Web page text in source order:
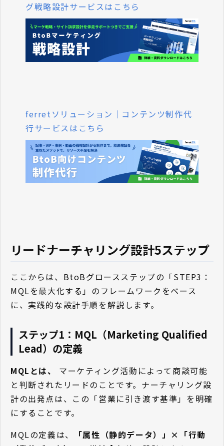
グ戦略設計サービスはこちら
ferretソリューション｜コンテンツ制作代
行サービスはこちら
リードナーチャリング設計5ステップ
ここからは、BtoBグロースステップの「STEP3：
MQLを最大化する」のフレームワークをベース
に、実践的な設計手順を解説します。
ステップ1：MQL（Marketing Qualified
Lead）の定義
MQLとは、
マーケティング活動によって商談可能
と判断されたリードのことです。ナーチャリング設
計の出発点は、この「営業に引き渡す基準」を明確
にすることです。
MQLの定義は、
「属性（静的データ）」×「行動